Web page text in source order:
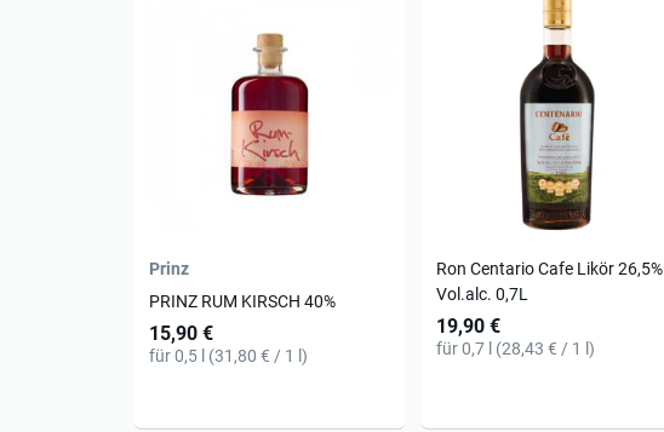
Prinz
PRINZ RUM KIRSCH 40%
15,90 €
für 0,5 l (31,80 € / 1 l)
Ron Centario Cafe Likör 26,5%
Vol.alc. 0,7L
19,90 €
für 0,7 l (28,43 € / 1 l)